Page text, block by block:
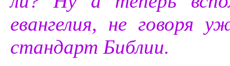
евангелия, не говоря
стандарт Библии.